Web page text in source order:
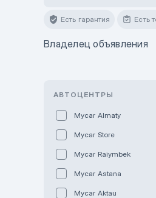
Есть гарантия Есть
Владелец объявления
АВТОЦЕНТРЫ
Mycar Almaty
Mycar Store
Mycar Raiymbek
Mycar Astana
Mycar Aktau